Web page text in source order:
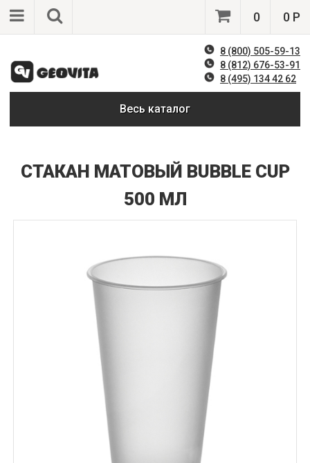
0 0 Р
8 (800) 505-59-13
8 (812) 676-53-91
8 (495) 134 42 62
Весь каталог
СТАКАН МАТОВЫЙ BUBBLE CUP
500 МЛ